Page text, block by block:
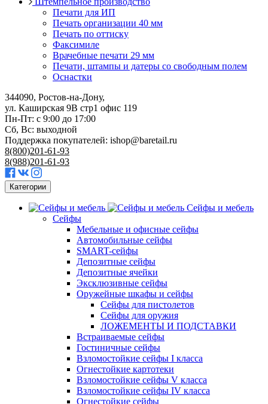
Печати для ИП
Печать организации 40 мм
Печать по оттиску
Факсимиле
Врачебные печати 29 мм
Печати, штампы и датеры со свободным полем
Оснастки
344090, Ростов-на-Дону,
ул. Каширская 9В стр1 офис 119
Пн-Пт: с 9:00 до 17:00
Сб, Вс: выходной
Поддержка покупателей: ishop@baretail.ru
8(800)201-61-93
8(988)201-61-93
Категории
Сейфы и мебель
Сейфы
Мебельные и офисные сейфы
Автомобильные сейфы
SMART-сейфы
Депозитные сейфы
Депозитные ячейки
Эксклюзивные сейфы
Оружейные шкафы и сейфы
Сейфы для пистолетов
Сейфы для оружия
ЛОЖЕМЕНТЫ И ПОДСТАВКИ
Встраиваемые сейфы
Гостиничные сейфы
Взломостойкие сейфы I класса
Огнестойкие картотеки
Взломостойкие сейфы V класса
Взломостойкие сейфы IV класса
Огнестойкие сейфы